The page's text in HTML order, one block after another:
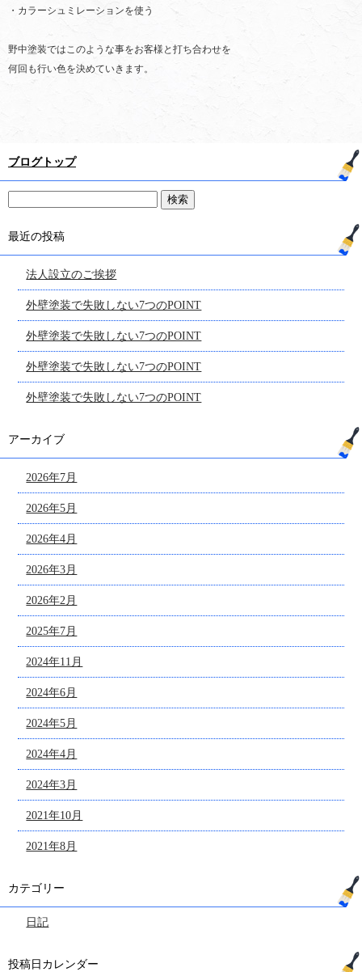
・カラーシュミレーションを使う
野中塗装ではこのような事をお客様と打ち合わせを
何回も行い色を決めていきます。
ブログトップ
最近の投稿
法人設立のご挨拶
外壁塗装で失敗しない7つのPOINT
外壁塗装で失敗しない7つのPOINT
外壁塗装で失敗しない7つのPOINT
外壁塗装で失敗しない7つのPOINT
アーカイブ
2026年7月
2026年5月
2026年4月
2026年3月
2026年2月
2025年7月
2024年11月
2024年6月
2024年5月
2024年4月
2024年3月
2021年10月
2021年8月
カテゴリー
日記
投稿日カレンダー